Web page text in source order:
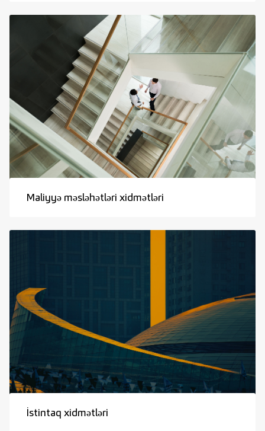
Maliyyə məsləhətləri xidmətləri
İstintaq xidmətləri